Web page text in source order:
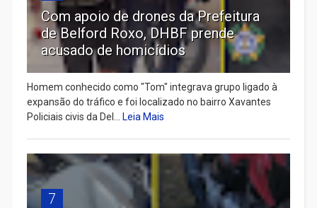
Com apoio de drones da Prefeitura
de Belford Roxo, DHBF prende
acusado de homicídios
Homem conhecido como "Tom" integrava grupo ligado à
expansão do tráfico e foi localizado no bairro Xavantes
Policiais civis da Del...
Leia Mais
7